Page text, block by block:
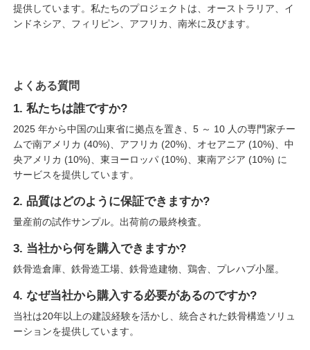
提供しています。私たちのプロジェクトは、オーストラリア、イ
ンドネシア、フィリピン、アフリカ、南米に及びます。
よくある質問
1. 私たちは誰ですか?
2025 年から中国の山東省に拠点を置き、5 ～ 10 人の専門家チー
ムで南アメリカ (40%)、アフリカ (20%)、オセアニア (10%)、中
央アメリカ (10%)、東ヨーロッパ (10%)、東南アジア (10%) に
サービスを提供しています。
2. 品質はどのように保証できますか?
量産前の試作サンプル。出荷前の最終検査。
3. 当社から何を購入できますか?
鉄骨造倉庫、鉄骨造工場、鉄骨造建物、鶏舎、プレハブ小屋。
4. なぜ当社から購入する必要があるのですか?
当社は20年以上の建設経験を活かし、統合された鉄骨構造ソリュ
ーションを提供しています。